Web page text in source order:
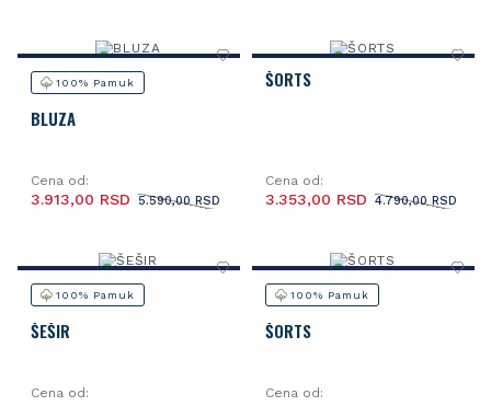
100% Pamuk
BLUZA
Cena od:
5.590,00 RSD
3.913,00 RSD
ŠORTS
Cena od:
4.790,00 RSD
3.353,00 RSD
100% Pamuk
ŠEŠIR
Cena od:
100% Pamuk
ŠORTS
Cena od: